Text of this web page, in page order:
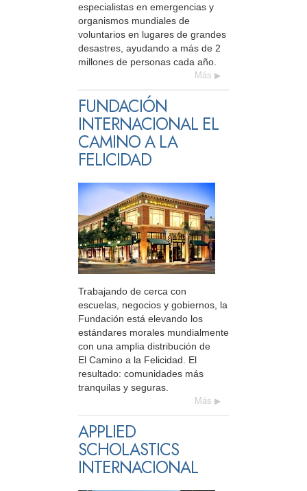
especialistas en emergencias y
organismos mundiales de
voluntarios en lugares de grandes
desastres, ayudando a más de 2
millones de personas cada año.
Más
FUNDACIÓN
INTERNACIONAL EL
CAMINO A LA
FELICIDAD
Trabajando de cerca con
escuelas, negocios y gobiernos, la
Fundación está elevando los
estándares morales mundialmente
con una amplia distribución de
El Camino a la Felicidad. El
resultado: comunidades más
tranquilas y seguras.
Más
APPLIED
SCHOLASTICS
INTERNACIONAL